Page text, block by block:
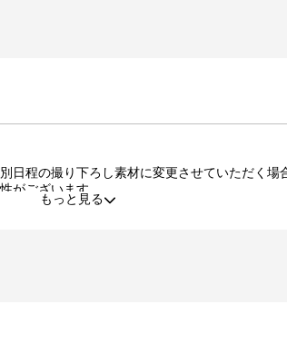
日程の撮り下ろし素材に変更させていただく場
がございます。
著作権を有しております。無断でのSNS等で
等への出品、その他営利目的での転売は禁止し
います。その場合、別のサイン入り景品に変
もっと見る